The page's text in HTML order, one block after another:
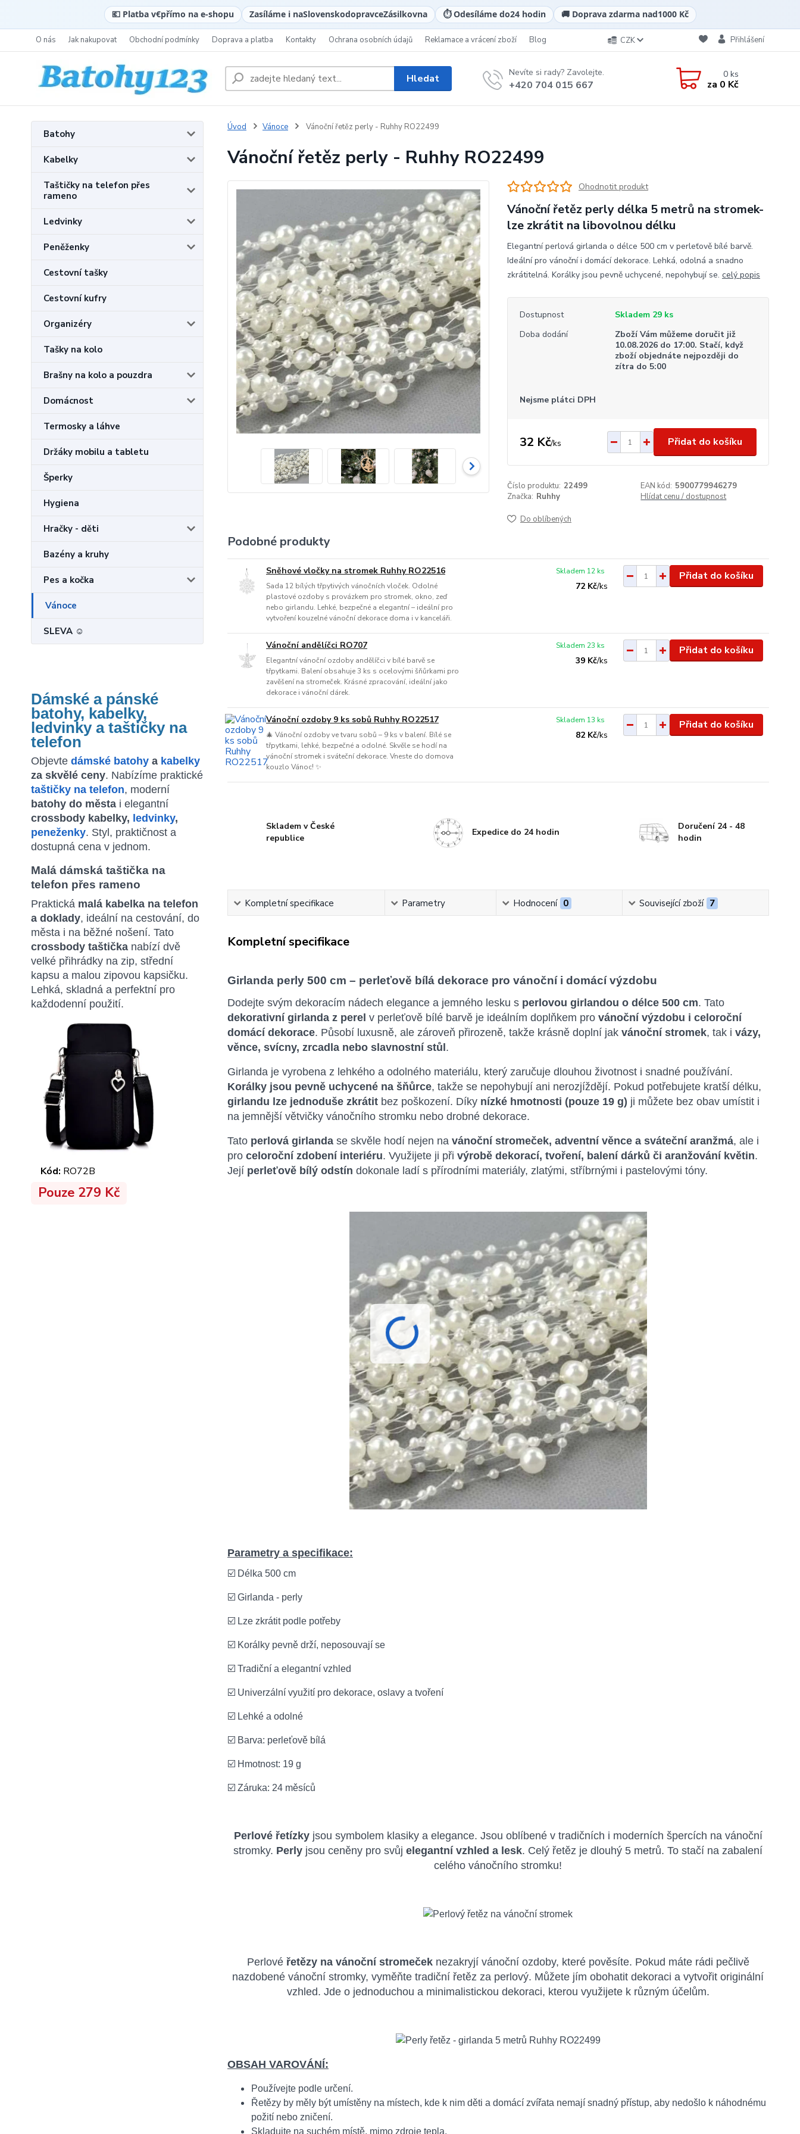
💶 Platba v€přímo na e-shopu Zasíláme i naSlovenskodopravceZásilkovna ⏱️ Odesíláme do24 hodin 🚚 Doprava zdarma nad1000 Kč
O nás Jak nakupovat Obchodní podmínky Doprava a platba Kontakty Ochrana osobních údajů Reklamace a vrácení zboží Blog CZK Přihlášení
Hledat Nevíte si rady? Zavolejte.
+420 704 015 667
0ks
za 0 Kč
Batohy
Kabelky
Taštičky na telefon přes
rameno
Ledvinky
Peněženky
Cestovní tašky
Cestovní kufry
Organizéry
Tašky na kolo
Brašny na kolo a pouzdra
Domácnost
Termosky a láhve
Držáky mobilu a tabletu
Šperky
Hygiena
Hračky - děti
Bazény a kruhy
Pes a kočka
Vánoce
SLEVA ☺
Dámské a pánské
batohy, kabelky,
ledvinky a taštičky na
telefon
Objevte dámské batohy a kabelky
za skvělé ceny. Nabízíme praktické
taštičky na telefon, moderní
batohy do města i elegantní
crossbody kabelky, ledvinky,
peneženky. Styl, praktičnost a
dostupná cena v jednom.
Malá dámská taštička na
telefon přes rameno
Praktická malá kabelka na telefon
a doklady, ideální na cestování, do
města i na běžné nošení. Tato
crossbody taštička nabízí dvě
velké přihrádky na zip, střední
kapsu a malou zipovou kapsičku.
Lehká, skladná a perfektní pro
každodenní použití.
Kód: RO72B
Pouze 279 Kč
Úvod Vánoce Vánoční řetěz perly - Ruhhy RO22499
Vánoční řetěz perly - Ruhhy RO22499
Ohodnotit produkt
Vánoční řetěz perly délka 5 metrů na stromek-
lze zkrátit na libovolnou délku
Elegantní perlová girlanda o délce 500 cm v perleťově bílé barvě.
Ideální pro vánoční i domácí dekorace. Lehká, odolná a snadno
zkrátitelná. Korálky jsou pevně uchycené, nepohybují se. celý popis
Dostupnost
Skladem 29 ks
Doba dodání
Zboží Vám můžeme doručit již
10.08.2026 do 17:00. Stačí, když
zboží objednáte nejpozději do
zítra do 5:00
Nejsme plátci DPH
32 Kč/ks Přidat do košíku
Číslo produktu: 22499 EAN kód: 5900779946279
Značka: Ruhhy Hlídat cenu / dostupnost
Do oblíbených
Podobné produkty
Sněhové vločky na stromek Ruhhy RO22516
Sada 12 bílých třpytivých vánočních vloček. Odolné
plastové ozdoby s provázkem pro stromek, okno, zeď
nebo girlandu. Lehké, bezpečné a elegantní – ideální pro
vytvoření kouzelné vánoční dekorace doma i v kanceláři.
72 Kč/ks
Skladem 12 ks Přidat do košíku
Vánoční andělíčci RO707
Elegantní vánoční ozdoby andělíčci v bílé barvě se
třpytkami. Balení obsahuje 3 ks s ocelovými šňůrkami pro
zavěšení na stromeček. Krásné zpracování, ideální jako
dekorace i vánoční dárek.
39 Kč/ks
Skladem 23 ks Přidat do košíku
Vánoční ozdoby 9 ks sobů Ruhhy RO22517
🎄 Vánoční ozdoby ve tvaru sobů – 9 ks v balení. Bílé se
třpytkami, lehké, bezpečné a odolné. Skvěle se hodí na
vánoční stromek i sváteční dekorace. Vneste do domova
kouzlo Vánoc! ✨
82 Kč/ks
Skladem 13 ks Přidat do košíku
Skladem v České
republice
Expedice do 24 hodin
Doručení 24 - 48
hodin
Kompletní specifikace Parametry Hodnocení 0 Související zboží 7
Kompletní specifikace
Girlanda perly 500 cm – perleťově bílá dekorace pro vánoční i domácí výzdobu
Dodejte svým dekoracím nádech elegance a jemného lesku s perlovou girlandou o délce 500 cm. Tato
dekorativní girlanda z perel v perleťově bílé barvě je ideálním doplňkem pro vánoční výzdobu i celoroční
domácí dekorace. Působí luxusně, ale zároveň přirozeně, takže krásně doplní jak vánoční stromek, tak i vázy,
věnce, svícny, zrcadla nebo slavnostní stůl .
Girlanda je vyrobena z lehkého a odolného materiálu, který zaručuje dlouhou životnost i snadné používání.
Korálky jsou pevně uchycené na šňůrce, takže se nepohybují ani nerozjíždějí. Pokud potřebujete kratší délku,
girlandu lze jednoduše zkrátitbez poškození. Díky nízké hmotnosti (pouze 19 g) ji můžete bez obav umístit i
na jemnější větvičky vánočního stromku nebo drobné dekorace.
Tato perlová girlandase skvěle hodí nejen na vánoční stromeček, adventní věnce a sváteční aranžmá, ale i
pro celoroční zdobení interiéru. Využijete ji při výrobě dekorací, tvoření, balení dárků či aranžování květin.
Její perleťově bílý odstín dokonale ladí s přírodními materiály, zlatými, stříbrnými i pastelovými tóny.
Parametry a specifikace:
☑️ Délka 500 cm
☑️ Girlanda - perly
☑️ Lze zkrátit podle potřeby
☑️ Korálky pevně drží, neposouvají se
☑️ Tradiční a elegantní vzhled
☑️ Univerzální využití pro dekorace, oslavy a tvoření
☑️ Lehké a odolné
☑️ Barva: perleťově bílá
☑️ Hmotnost: 19 g
☑️ Záruka: 24 měsíců
Perlové řetízkyjsou symbolem klasiky a elegance. Jsou oblíbené v tradičních i moderních špercích na vánoční
stromky. Perly jsou ceněny pro svůjelegantní vzhled a lesk. Celý řetěz je dlouhý 5 metrů. To stačí na zabalení
celého vánočního stromku!
Perlové řetězy na vánoční stromečeknezakryjí vánoční ozdoby, které pověsíte. Pokud máte rádi pečlivě
nazdobené vánoční stromky, vyměňte tradiční řetěz za perlový. Můžete jím obohatit dekoraci a vytvořit originální
vzhled. Jde o jednoduchou a minimalistickou dekoraci, kterou využijete k různým účelům.
OBSAH VAROVÁNÍ:
Používejte podle určení.
Řetězy by měly být umístěny na místech, kde k nim děti a domácí zvířata nemají snadný přístup, aby nedošlo k náhodnému
požití nebo zničení.
Skladujte na suchém místě, mimo zdroje tepla.